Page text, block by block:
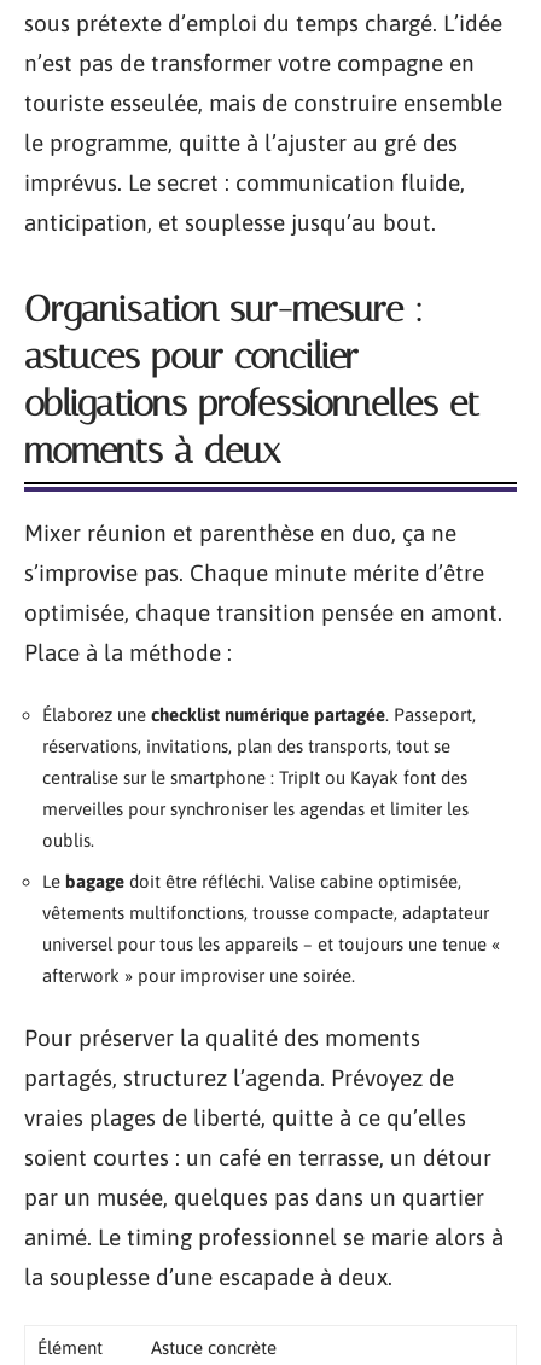
sous prétexte d’emploi du temps chargé. L’idée
n’est pas de transformer votre compagne en
touriste esseulée, mais de construire ensemble
le programme, quitte à l’ajuster au gré des
imprévus. Le secret : communication fluide,
anticipation, et souplesse jusqu’au bout.
Organisation sur-mesure :
astuces pour concilier
obligations professionnelles et
moments à deux
Mixer réunion et parenthèse en duo, ça ne
s’improvise pas. Chaque minute mérite d’être
optimisée, chaque transition pensée en amont.
Place à la méthode :
Élaborez une checklist numérique partagée. Passeport,
réservations, invitations, plan des transports, tout se
centralise sur le smartphone : TripIt ou Kayak font des
merveilles pour synchroniser les agendas et limiter les
oublis.
Le bagage doit être réfléchi. Valise cabine optimisée,
vêtements multifonctions, trousse compacte, adaptateur
universel pour tous les appareils – et toujours une tenue «
afterwork » pour improviser une soirée.
Pour préserver la qualité des moments
partagés, structurez l’agenda. Prévoyez de
vraies plages de liberté, quitte à ce qu’elles
soient courtes : un café en terrasse, un détour
par un musée, quelques pas dans un quartier
animé. Le timing professionnel se marie alors à
la souplesse d’une escapade à deux.
Élément
Astuce concrète